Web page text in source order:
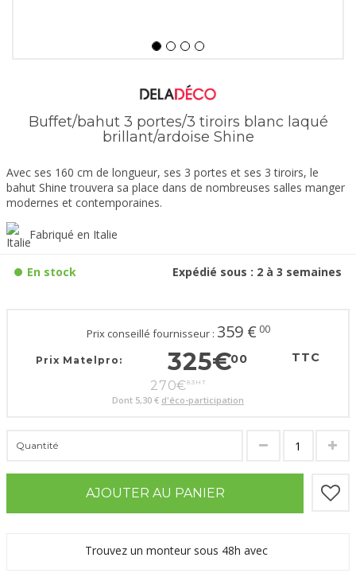
Buffet/bahut 3 portes/3 tiroirs blanc laqué
brillant/ardoise Shine
Avec ses 160 cm de longueur, ses 3 portes et ses 3 tiroirs, le
bahut Shine trouvera sa place dans de nombreuses salles manger
modernes et contemporaines.
Fabriqué en Italie
En stock Expédié sous : 2 à 3 semaines
Prix conseillé fournisseur : 359 € 00
Prix Matelpro: 325€00 TTC
270€83 HT
Dont 5,30 € d'éco-participation
Quantité
AJOUTER AU PANIER
Trouvez un monteur sous 48h avec